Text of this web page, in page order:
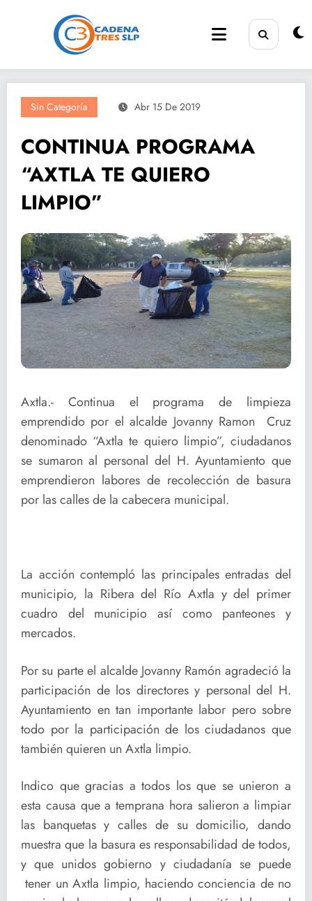
Sin Categoría Abr 15 De 2019
CONTINUA PROGRAMA
“AXTLA TE QUIERO
LIMPIO”
Axtla.- Continua el programa de limpieza
emprendido por el alcalde Jovanny Ramon Cruz
denominado “Axtla te quiero limpio”, ciudadanos
se sumaron al personal del H. Ayuntamiento que
emprendieron labores de recolección de basura
por las calles de la cabecera municipal.
La acción contempló las principales entradas del
municipio, la Ribera del Río Axtla y del primer
cuadro del municipio así como panteones y
mercados.
Por su parte el alcalde Jovanny Ramón agradeció la
participación de los directores y personal del H.
Ayuntamiento en tan importante labor pero sobre
todo por la participación de los ciudadanos que
también quieren un Axtla limpio.
Indico que gracias a todos los que se unieron a
esta causa que a temprana hora salieron a limpiar
las banquetas y calles de su domicilio, dando
muestra que la basura es responsabilidad de todos,
y que unidos gobierno y ciudadanía se puede
tener un Axtla limpio, haciendo conciencia de no